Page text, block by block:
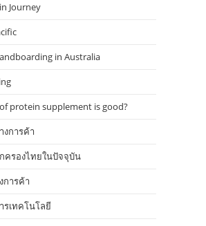
Journey
in Australia
protein supplement is good?
งการค้า
ครองไทยในปัจจุบัน
การค้า
เทคโนโลยี